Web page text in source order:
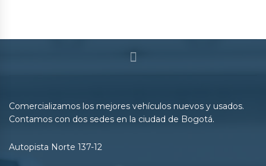
Comercializamos los mejores vehículos nuevos y usados.
Contamos con dos sedes en la ciudad de Bogotá.
Autopista Norte 137-12